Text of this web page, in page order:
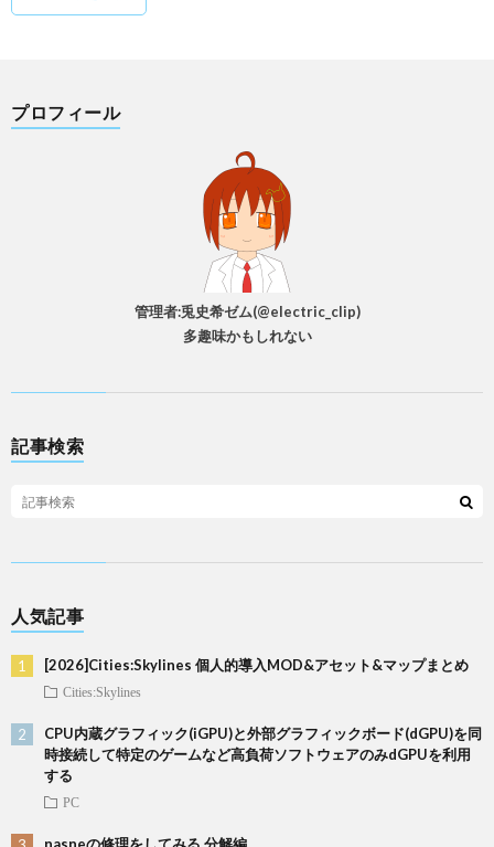
プロフィール
管理者:兎史希ゼム(@electric_clip)
多趣味かもしれない
記事検索
人気記事
[2026]Cities:Skylines 個人的導入MOD&アセット&マップまとめ
Cities:Skylines
CPU内蔵グラフィック(iGPU)と外部グラフィックボード(dGPU)を同
時接続して特定のゲームなど高負荷ソフトウェアのみdGPUを利用
する
PC